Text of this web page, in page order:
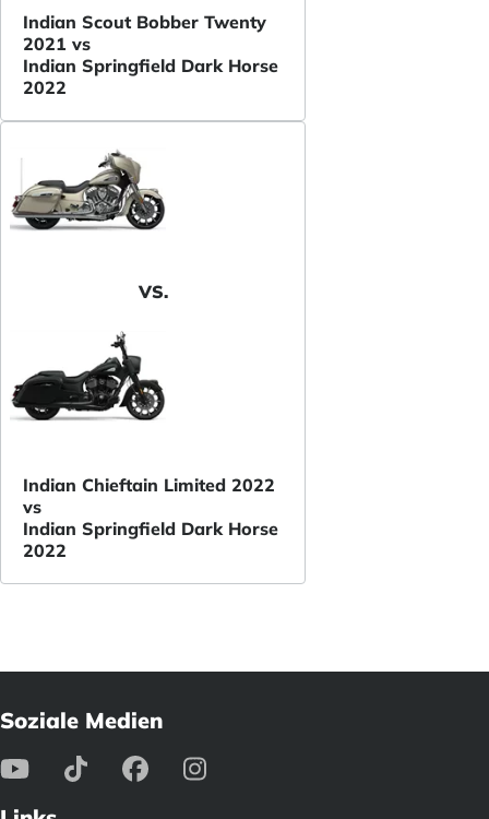
Indian Scout Bobber Twenty
2021 vs
Indian Springfield Dark Horse
2022
VS.
Indian Chieftain Limited 2022
vs
Indian Springfield Dark Horse
2022
Soziale Medien